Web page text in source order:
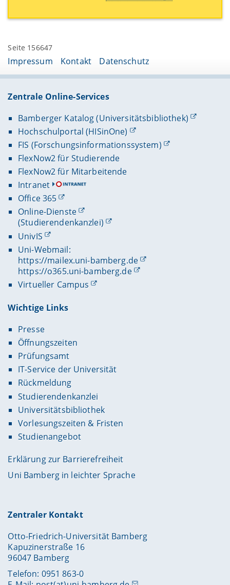
Seite 156647
Impressum Kontakt Datenschutz
Zentrale Online-Services
Bamberger Katalog (Universitätsbibliothek)
Hochschulportal (HISinOne)
FIS (Forschungsinformationssystem)
FlexNow2 für Studierende
FlexNow2 für Mitarbeitende
Intranet
Office 365
Online-Dienste
(Studierendenkanzlei)
UnivIS
Uni-Webmail:
https://mailex.uni-bamberg.de
https://o365.uni-bamberg.de
Virtueller Campus
Wichtige Links
Presse
Öffnungszeiten
Prüfungsamt
IT-Service der Universität
Rückmeldung
Studierendenkanzlei
Universitätsbibliothek
Vorlesungszeiten & Fristen
Studienangebot
Erklärung zur Barrierefreiheit
Uni Bamberg in leichter Sprache
Zentraler Kontakt
Otto-Friedrich-Universität Bamberg
Kapuzinerstraße 16
96047 Bamberg
Telefon: 0951 863-0